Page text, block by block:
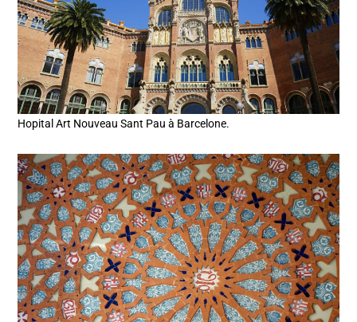
Hopital Art Nouveau Sant Pau à Barcelone.